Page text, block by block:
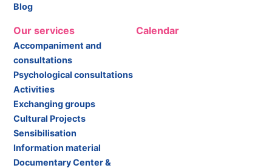
Blog
Our services
Accompaniment and
consultations
Psychological consultations
Activities
Exchanging groups
Cultural Projects
Sensibilisation
Information material
Documentary Center &
Calendar